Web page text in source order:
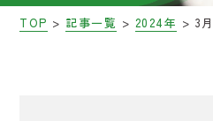
TOP > 記事一覧 > 2024年 > 3月